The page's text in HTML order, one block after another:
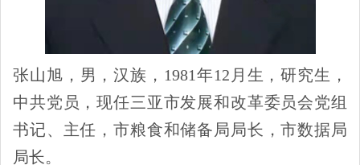
张山旭，男，汉族，1981年12月生，研究生，
中共党员，现任三亚市发展和改革委员会党组
书记、主任，市粮食和储备局局长，市数据局
局长。